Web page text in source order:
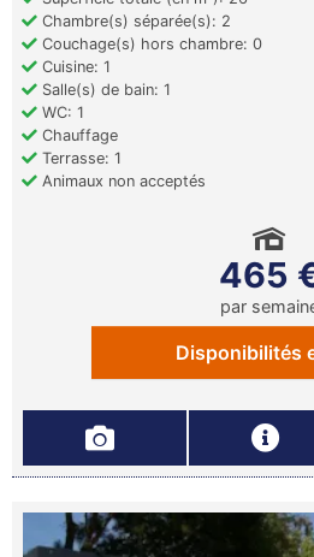
Chambre(s) séparée(s): 2
Couchage(s) hors chambre: 0
Cuisine: 1
Salle(s) de bain: 1
WC: 1
Chauffage
Terrasse: 1
Animaux non acceptés
465
par
Disponibilités